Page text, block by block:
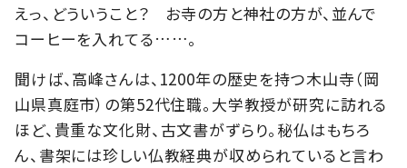
えっ、どういうこと？ お寺の方と神社の方が、並んで
コーヒーを入れてる……。
聞けば、高峰さんは、1200年の歴史を持つ木山寺（岡
山県真庭市）の第52代住職。大学教授が研究に訪れる
ほど、貴重な文化財、古文書がずらり。秘仏はもちろ
ん、書架には珍しい仏教経典が収められていると言わ